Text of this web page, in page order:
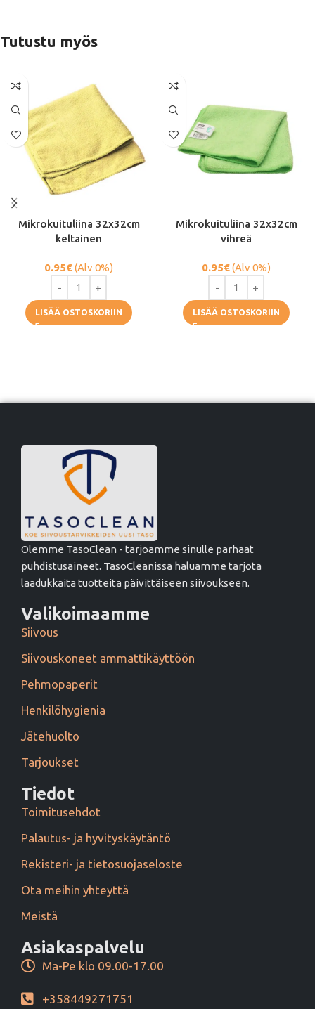
Tutustu myös
Mikrokuituliina 32x32cm
keltainen
0.95€(Alv 0%)
LISÄÄ OSTOSKORIIN
Mikrokuituliina 32x32cm
vihreä
0.95€(Alv 0%)
LISÄÄ OSTOSKORIIN
Olemme TasoClean - tarjoamme sinulle parhaat
puhdistusaineet. TasoCleanissa haluamme tarjota
laadukkaita tuotteita päivittäiseen siivoukseen.
Valikoimaamme
Siivous
Siivouskoneet ammattikäyttöön
Pehmopaperit
Henkilöhygienia
Jätehuolto
Tarjoukset
Tiedot
Toimitusehdot
Palautus- ja hyvityskäytäntö
Rekisteri- ja tietosuojaseloste
Ota meihin yhteyttä
Meistä
Asiakaspalvelu
Ma-Pe klo 09.00-17.00
+358449271751